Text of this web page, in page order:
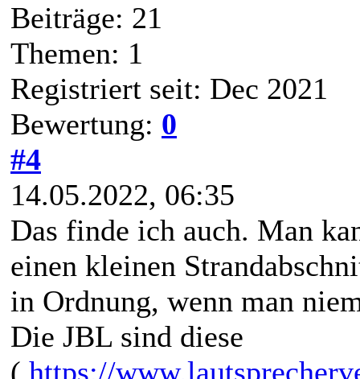
Beiträge: 21
Themen: 1
Registriert seit: Dec 2021
Bewertung: 0
#4
14.05.2022, 06:35
Das finde ich auch. Man
einen kleinen
in Ordnung, wenn man
Die JBL sind diese
( https://